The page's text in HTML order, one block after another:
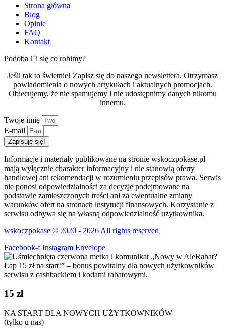
Strona główna
Blog
Opinie
FAQ
Kontakt
Podoba Ci się co robimy?
Jeśli tak to świetnie! Zapisz się do naszego newslettera. Otrzymasz
powiadomienia o nowych artykułach i aktualnych promocjach.
Obiecujemy, że nie spamujemy i nie udostępnimy danych nikomu
innemu.
Twoje imię
E-mail
Zapisuję się!
Informacje i materiały publikowane na stronie wskoczpokase.pl
mają wyłącznie charakter informacyjny i nie stanowią oferty
handlowej ani rekomendacji w rozumieniu przepisów prawa. Serwis
nie ponosi odpowiedzialności za decyzje podejmowane na
podstawie zamieszczonych treści ani za ewentualne zmiany
warunków ofert na stronach instytucji finansowych. Korzystanie z
serwisu odbywa się na własną odpowiedzialność użytkownika.
wskoczpokase © 2020 - 2026 All rights reserved
Facebook-f Instagram Envelope
15 zł
NA START DLA NOWYCH UŻYTKOWNIKÓW
(tylko u nas)